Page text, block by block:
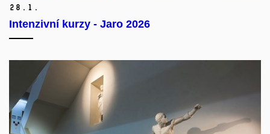
28. 1.
Intenzivní kurzy - Jaro 2026